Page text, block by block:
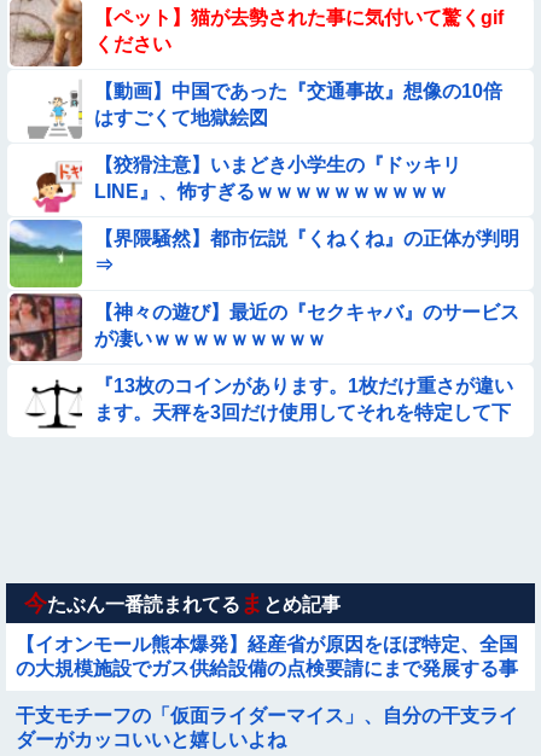
【経済正体】中国の自動車販売量の『水増し方法』がこちらｗ
ｗｗｗｗｗｗｗ
【画像】夏のバイクがヤバすぎるｗｗｗｗｗ
【画像】この美人ママ、脱いだら凄い・・・
【動画】広島に落とされた『原子爆弾』の『再現動画』がこち
ら・・・
【動画】女子中学生の『チン媚びダンス』が気持ち悪い🤮
【動画】 女子中学生さん、タクシー運ちゃんに感電させられ死
亡……
【ペット】猫が去勢された事に気付いて驚くgif
ください
【動画】中国であった『交通事故』想像の10倍
はすごくて地獄絵図
【狡猾注意】いまどき小学生の『ドッキリ
LINE』、怖すぎるｗｗｗｗｗｗｗｗｗｗ
【界隈騒然】都市伝説『くねくね』の正体が判明
⇒
【神々の遊び】最近の『セクキャバ』のサービス
が凄いｗｗｗｗｗｗｗｗｗ
『13枚のコインがあります。1枚だけ重さが違い
ます。天秤を3回だけ使用してそれを特定して下
今たぶん一番読まれてる ま とめ記事
【イオンモール熊本爆発】経産省が原因をほぼ特定、全国
の大規模施設でガス供給設備の点検要請にまで発展する事
干支モチーフの「仮面ライダーマイス」、自分の干支ライ
ダーがカッコいいと嬉しいよね